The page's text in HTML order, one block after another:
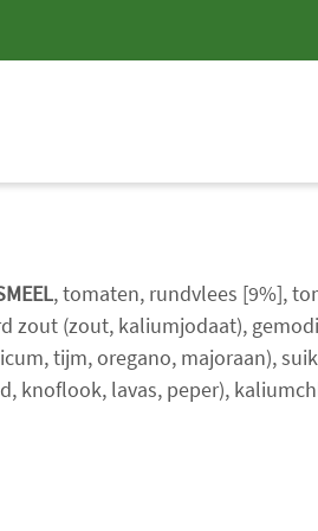
, tomaten, rundvlees [9%],
zout (zout, kaliumjodaat),
tijm, oregano, majoraan),
knoflook, lavas, peper),